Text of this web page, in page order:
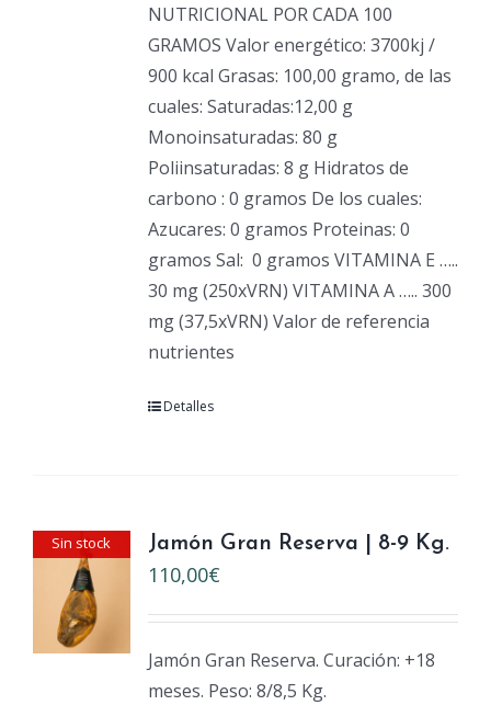
NUTRICIONAL POR CADA 100
GRAMOS Valor energético: 3700kj /
900 kcal Grasas: 100,00 gramo, de las
cuales: Saturadas:12,00 g
Monoinsaturadas: 80 g
Poliinsaturadas: 8 g Hidratos de
carbono : 0 gramos De los cuales:
Azucares: 0 gramos Proteinas: 0
gramos Sal: 0 gramos VITAMINA E …..
30 mg (250xVRN) VITAMINA A ….. 300
mg (37,5xVRN) Valor de referencia
nutrientes
Detalles
Sin stock Jamón Gran Reserva | 8-9 Kg.
110,00€
Jamón Gran Reserva. Curación: +18
meses. Peso: 8/8,5 Kg.